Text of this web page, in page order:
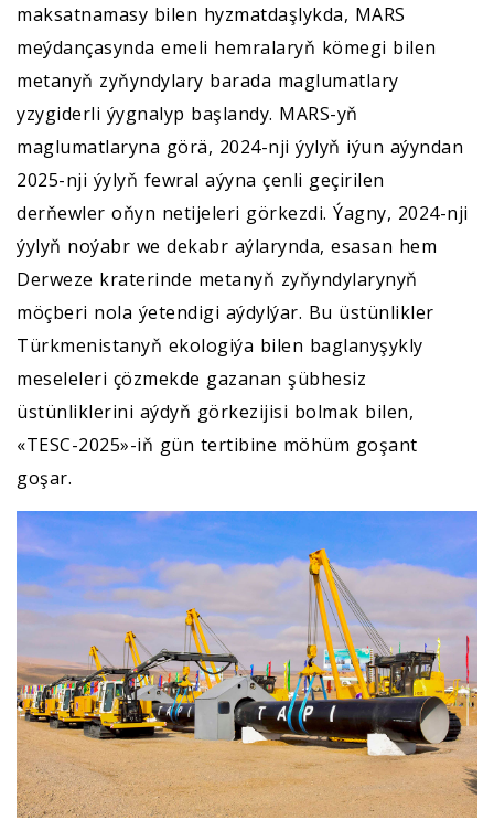
maksatnamasy bilen hyzmatdaşlykda, MARS
meýdançasynda emeli hemralaryň kömegi bilen
metanyň zyňyndylary barada maglumatlary
yzygiderli ýygnalyp başlandy. MARS-yň
maglumatlaryna görä, 2024-nji ýylyň iýun aýyndan
2025-nji ýylyň fewral aýyna çenli geçirilen
derňewler oňyn netijeleri görkezdi. Ýagny, 2024-nji
ýylyň noýabr we dekabr aýlarynda, esasan hem
Derweze kraterinde metanyň zyňyndylarynyň
möçberi nola ýetendigi aýdylýar. Bu üstünlikler
Türkmenistanyň ekologiýa bilen baglanyşykly
meseleleri çözmekde gazanan şübhesiz
üstünliklerini aýdyň görkezijisi bolmak bilen,
«TESC-2025»-iň gün tertibine möhüm goşant
goşar.